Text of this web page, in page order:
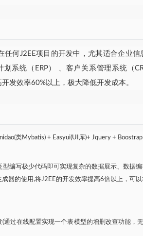
任何J2EE项目的开发中，尤其适合企业
系统（ERP） 、客户关系管理系统（
发效率60%以上，极大降低开发成本。
类Mybatis) + Easyui(UI库)+ Jquery +
编写极少代码即可实现复杂的数据展示、数据
器的使用,将J2EE的开发效率提高6倍以上，可以
(通过在线配置实现一个表模型的增删改查功能，